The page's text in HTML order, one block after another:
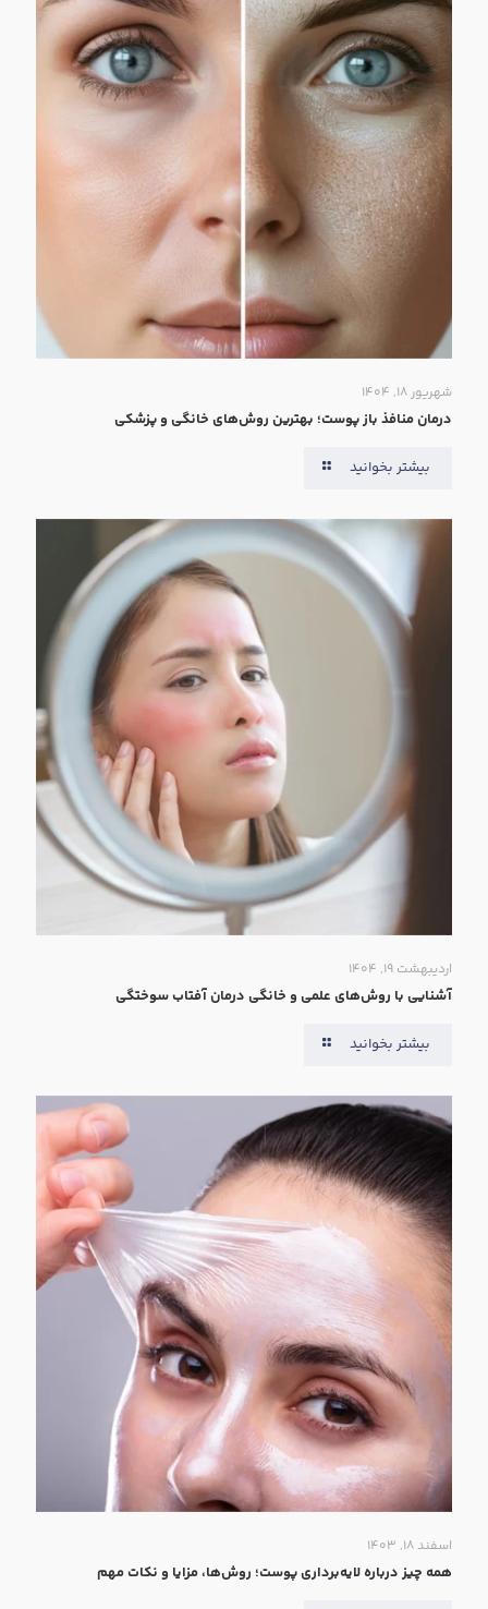
شهریور ۱۸, ۱۴۰۴
درمان منافذ باز پوست؛ بهترین روش‌های خانگی و پزشکی
بیشتر بخوانید
اردیبهشت ۱۹, ۱۴۰۴
آشنایی با روش‌های علمی و خانگی درمان آفتاب سوختگی
بیشتر بخوانید
اسفند ۱۸, ۱۴۰۳
همه‌ چیز درباره لایه‌برداری پوست؛ روش‌ها، مزایا و نکات مهم